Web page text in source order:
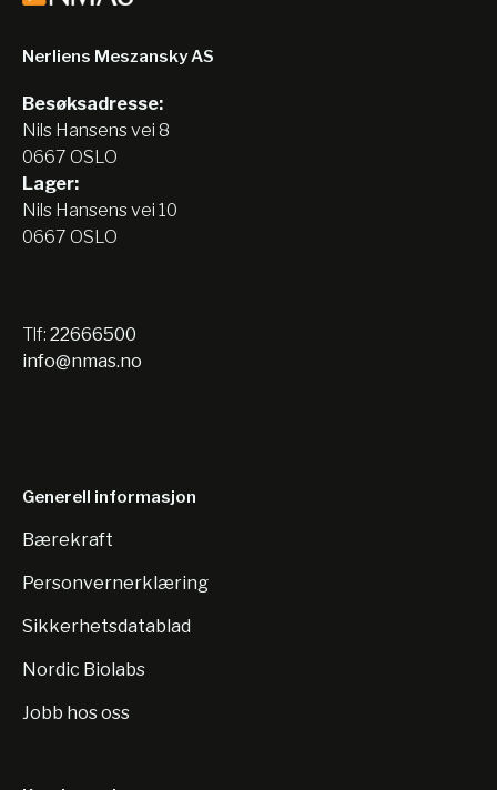
Nerliens Meszansky AS
Besøksadresse:
Nils Hansens vei 8
0667 OSLO
Lager:
Nils Hansens vei 10
0667 OSLO
Tlf: 22666500
info@nmas.no
Generell informasjon
Bærekraft
Personvernerklæring
Sikkerhetsdatablad
Nordic Biolabs
Jobb hos oss